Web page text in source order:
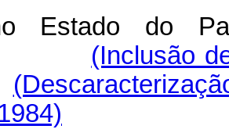
Estado do
(Inclusão